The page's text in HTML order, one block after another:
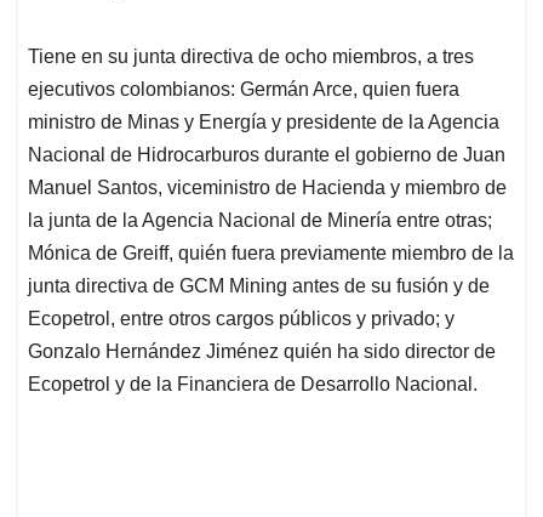
Tiene en su junta directiva de ocho miembros, a tres
ejecutivos colombianos: Germán Arce, quien fuera
ministro de Minas y Energía y presidente de la Agencia
Nacional de Hidrocarburos durante el gobierno de Juan
Manuel Santos, viceministro de Hacienda y miembro de
la junta de la Agencia Nacional de Minería entre otras;
Mónica de Greiff, quién fuera previamente miembro de la
junta directiva de GCM Mining antes de su fusión y de
Ecopetrol, entre otros cargos públicos y privado; y
Gonzalo Hernández Jiménez quién ha sido director de
Ecopetrol y de la Financiera de Desarrollo Nacional.